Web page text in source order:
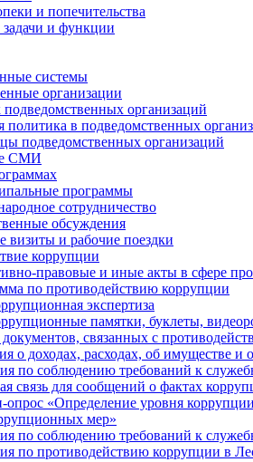
и попечительства
и функции
системы
организации
организаций
политика в подведомственных
подведомственных организаций
СМИ
программы
сотрудничество
обсуждения
и рабочие поездки
коррупции
правовые и иные акты в сфере
по противодействию коррупции
экспертиза
памятки, буклеты,
связанных с
о доходах, расходах, об имуществе и
по соблюдению требований к
связь для сообщений о фактах
«Определение уровня
мер»
по соблюдению требований к
по противодействию коррупции в